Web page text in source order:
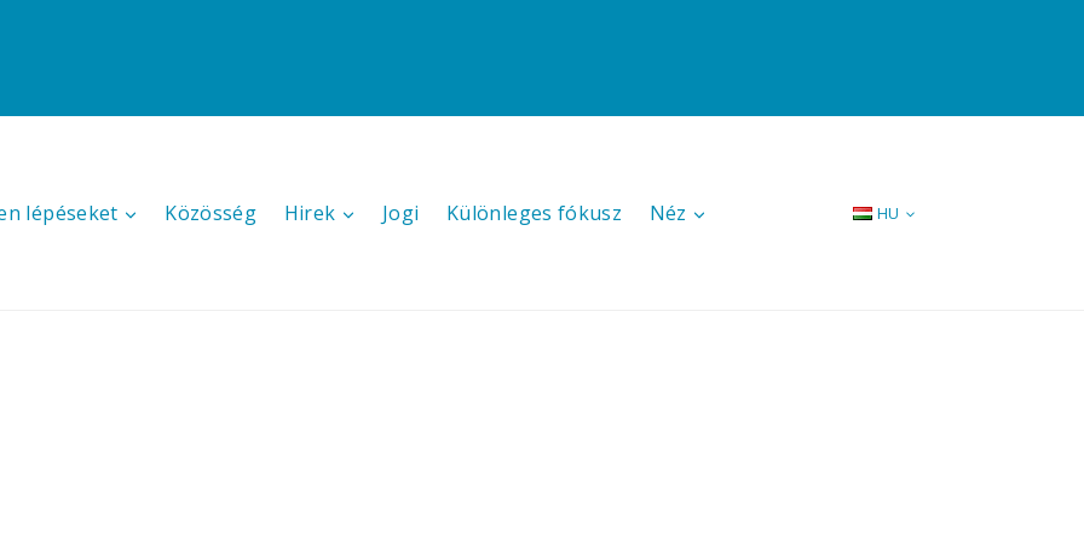
lépéseket Közösség Hirek Jogi Különleges fókusz Néz HU